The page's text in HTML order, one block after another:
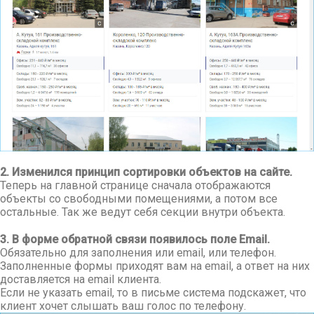
2. Изменился принцип сортировки объектов на сайте.
Теперь на главной странице сначала отображаются
объекты со свободными помещениями, а потом все
остальные. Так же ведут себя секции внутри объекта.
3. В форме обратной связи появилось поле Email.
Обязательно для заполнения или email, или телефон.
Заполненные формы приходят вам на email, а ответ на них
доставляется на email клиента.
Если не указать email, то в письме система подскажет, что
клиент хочет слышать ваш голос по телефону.